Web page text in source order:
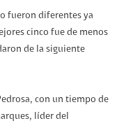
fueron diferentes ya
cinco fue de menos
de la siguiente
con un tiempo de
líder del